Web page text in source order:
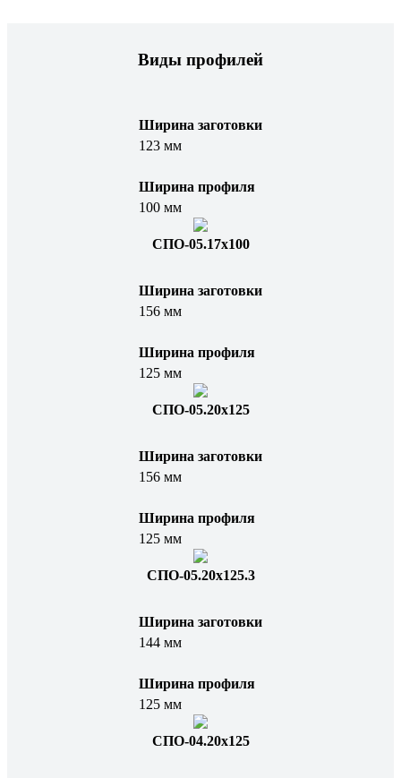
Виды профилей
Ширина заготовки
123 мм
Ширина профиля
100 мм
СПО-05.17х100
Ширина заготовки
156 мм
Ширина профиля
125 мм
СПО-05.20x125
Ширина заготовки
156 мм
Ширина профиля
125 мм
СПО-05.20x125.3
Ширина заготовки
144 мм
Ширина профиля
125 мм
СПО-04.20х125